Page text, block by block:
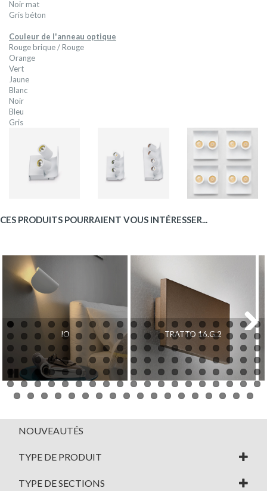
Noir mat
Gris béton
Couleur de l'anneau optique
Rouge brique / Rouge
Orange
Vert
Jaune
Blanc
Noir
Bleu
Gris
CES PRODUITS POURRAIENT VOUS INTÉRESSER...
IO TRATTO 16.G.2
Next
Pause
NOUVEAUTÉS
TYPE DE PRODUIT
TYPE DE SECTIONS